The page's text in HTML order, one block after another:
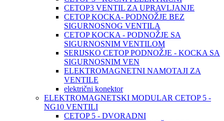
CETOP3 VENTIL ZA UPRAVLJANJE
CETOP KOCKA- PODNOŽJE BEZ
SIGURNOSNOG VENTILA
CETOP KOCKA - PODNOŽJE SA
SIGURNOSNIM VENTILOM
SERIJSKO CETOP PODNOŽJE - KOCKA SA
SIGURNOSNIM VEN
ELEKTROMAGNETNI NAMOTAJI ZA
VENTILE
električni konektor
ELEKTROMAGNETSKI MODULAR CETOP 5 -
NG10 VENTILI
CETOP 5 - DVORADNI